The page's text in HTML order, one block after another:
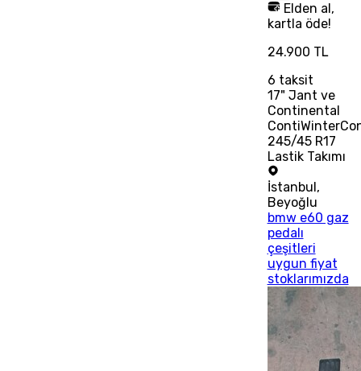
Elden al,
kartla öde!
24.900 TL
6 taksit
17" Jant ve
Continental
245/45 R17
Lastik Takımı
İstanbul ,
Beyoğlu
bmw e60 gaz
pedalı
çeşitleri
uygun fiyat
stoklarımızda